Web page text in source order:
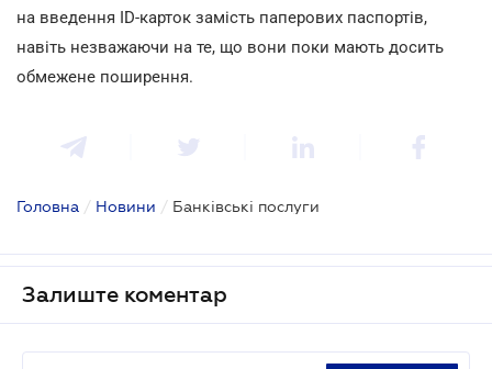
на введення ID-карток замість паперових паспортів,
навіть незважаючи на те, що вони поки мають досить
обмежене поширення.
Головна / Новини / Банківські послуги
Залиште коментар